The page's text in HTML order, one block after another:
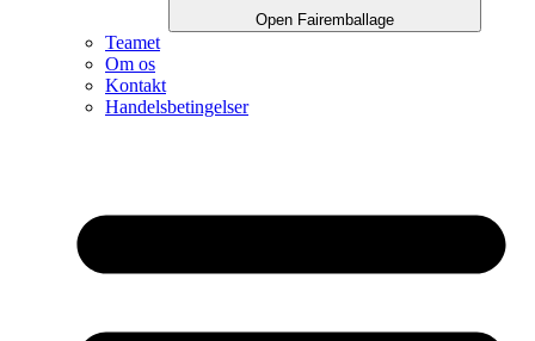
Open Fairemballage
Teamet
Om os
Kontakt
Handelsbetingelser